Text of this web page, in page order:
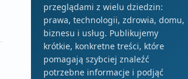
przeglądami z wielu dziedzin:
prawa, technologii, zdrowia, domu,
biznesu i usług. Publikujemy
krótkie, konkretne treści, które
pomagają szybciej znaleźć
potrzebne informacje i podjąć